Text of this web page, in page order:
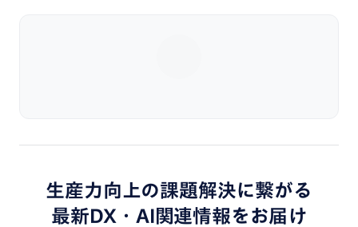
生産力向上の課題解決に繋がる
最新DX・ AI関連情報を お届け